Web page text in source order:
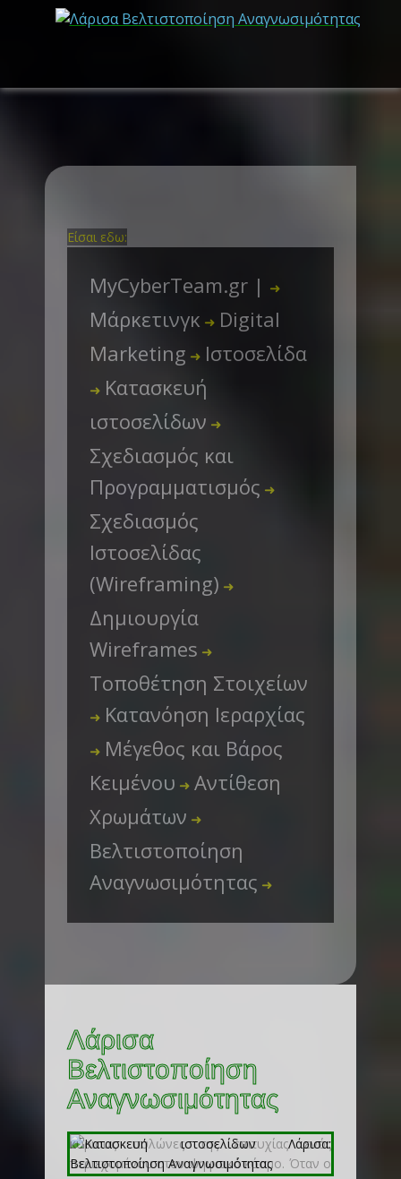
Είσαι εδω:
MyCyberTeam.gr | ➜
Μάρκετινγκ ➜ Digital
Marketing ➜ Ιστοσελίδα
➜ Κατασκευή
ιστοσελίδων ➜
Σχεδιασμός και
Προγραμματισμός ➜
Σχεδιασμός
Ιστοσελίδας
(Wireframing) ➜
Δημιουργία
Wireframes ➜
Τοποθέτηση Στοιχείων
➜ Κατανόηση Ιεραρχίας
➜ Μέγεθος και Βάρος
Κειμένου ➜ Αντίθεση
Χρωμάτων ➜
Βελτιστοποίηση
Αναγνωσιμότητας ➜
Λάρισα
Βελτιστοποίηση
Αναγνωσιμότητας